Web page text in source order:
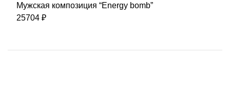
Мужская композиция “Energy bomb”
25704 ₽